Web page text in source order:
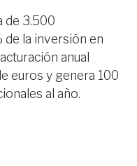
de 3.500
de la inversión en
anual
euros y genera 100
al año.